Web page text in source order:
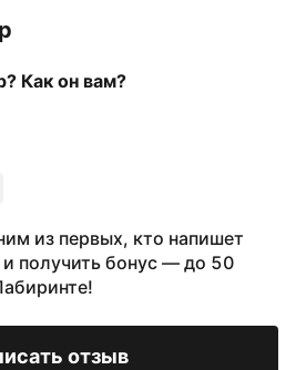
Как он вам?
из первых, кто напишет
и получить бонус — до 50
отзыв